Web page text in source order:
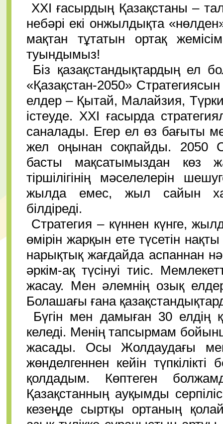
ХХІ ғасырдың Қазақстаны –
небәрі екі онжылдықта
мақтан тұтатын ортақ
туындымыз!
Біз қазақстандықтардың ел
«Қазақстан-2050»
елдер – Қытай, Малайзия,
істеуде. ХХІ ғасырда
саналады. Егер ел өз бағыты
жел оңынан соқпайды. 2050
басты мақсатымыздан көз
тіршілігінің мәселелерін
жылда емес, жыл сайын
білдіреді.
Стратегия – күннен күнге,
өмірін жарқын ете түсетін
нарықтық жағдайда аспаннан
әркім-ақ түсінуі тиіс.
жасау. Мен әлемнің озық
Болашағы ғана
Бүгін мен дамыған 30 елдің
келеді. Менің тапсырмам
жасады. Осы Жолдаудағы
жөнделгеннен кейін
қолдадым. Көптеген
Қазақстанның ауқымды
кезеңде сыртқы ортаның